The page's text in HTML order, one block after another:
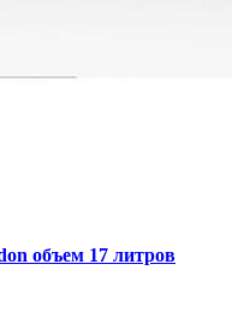
объем 17 литров